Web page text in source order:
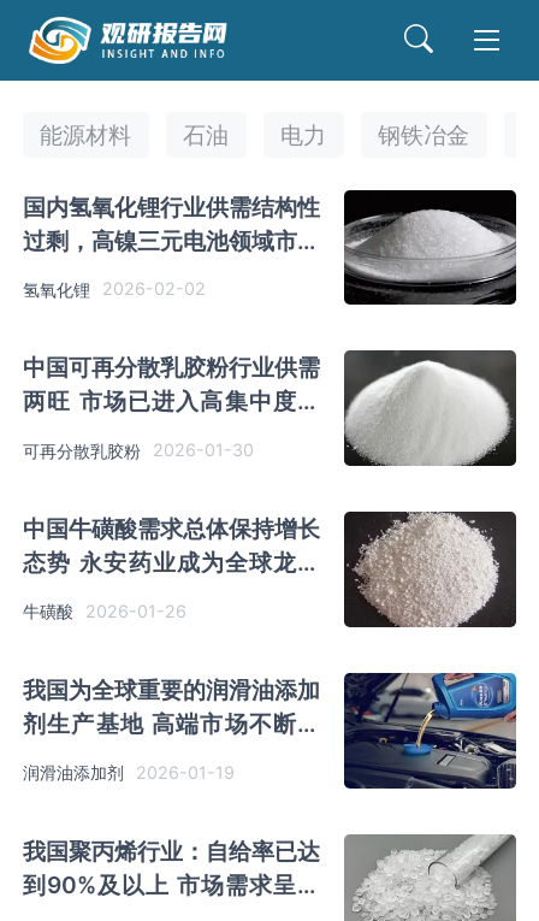
能源材料 石油 电力 钢铁冶金
国内氢氧化锂行业供需结构性
过剩，高镍三元电池领域市场
氢氧化锂 2026-02-02
中国可再分散乳胶粉行业供需
两旺 市场已进入高集中度主
可再分散乳胶粉 2026-01-30
中国牛磺酸需求总体保持增长
态势 ‌‌永安药业成为全球龙头
企业
牛磺酸 2026-01-26
我国为全球重要的润滑油添加
剂生产基地 高端市场不断突
破
润滑油添加剂 2026-01-19
我国聚丙烯行业：自给率已达
到90%及以上 市场需求呈现